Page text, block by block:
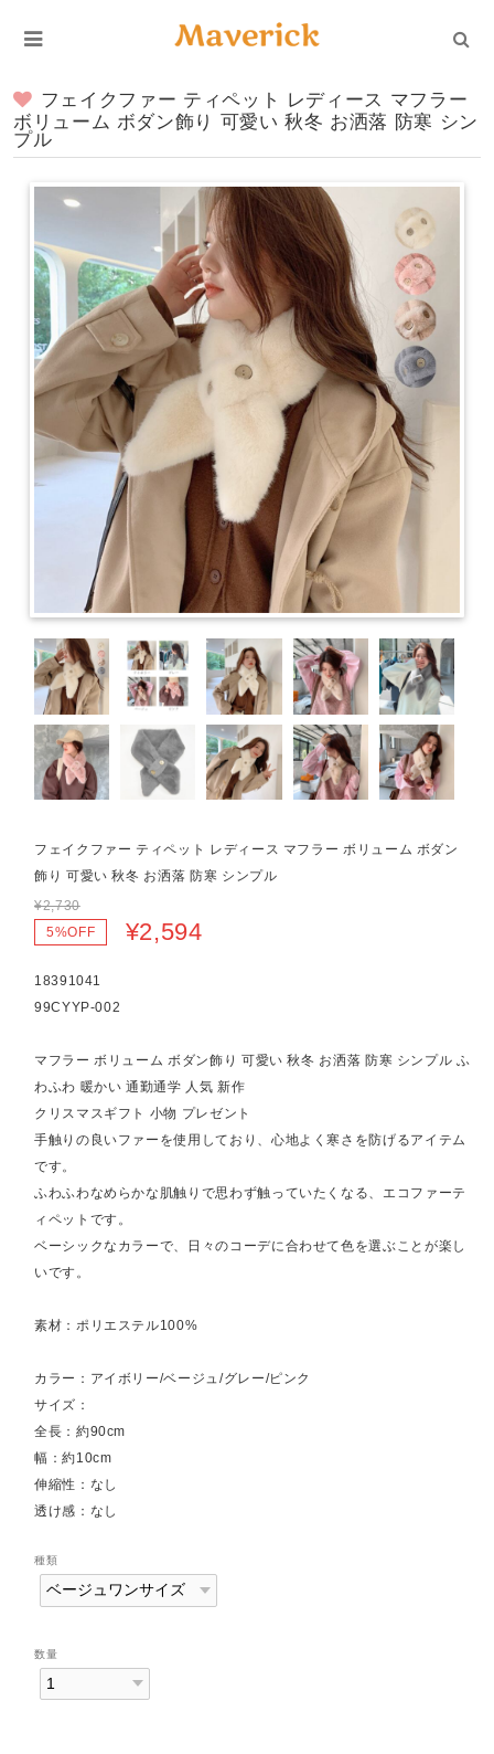
フェイクファー ティペット レディース マフラー
ボリューム ボダン飾り 可愛い 秋冬 お洒落 防寒 シン
プル
フェイクファー ティペット レディース マフラー ボリューム ボダン
飾り 可愛い 秋冬 お洒落 防寒 シンプル
¥2,730
5%OFF
¥2,594
18391041
99CYYP-002
マフラー ボリューム ボダン飾り 可愛い 秋冬 お洒落 防寒 シンプル ふ
わふわ 暖かい 通勤通学 人気 新作
クリスマスギフト 小物 プレゼント
手触りの良いファーを使用しており、心地よく寒さを防げるアイテム
です。
ふわふわなめらかな肌触りで思わず触っていたくなる、エコファーテ
ィペットです。
ベーシックなカラーで、日々のコーデに合わせて色を選ぶことが楽し
いです。
素材：ポリエステル100%
カラー：アイボリー/ベージュ/グレー/ピンク
サイズ：
全長：約90cm
幅：約10cm
伸縮性：なし
透け感：なし
種類
数量